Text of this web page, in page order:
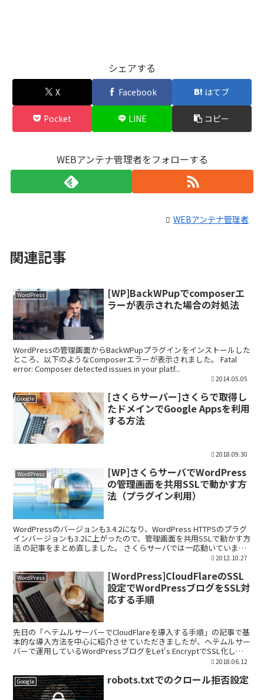
シェアする
X Facebook はてブ
Pocket LINE コピー
WEBアンテナ管理者をフォローする
WEBアンテナ管理者
関連記事
WordPress
[WP]BackWPupでcomposerエ
ラーが表示された場合の対処法
WordPressの管理画面からBackWPupプラグインをインストールした
ところ、以下のようなComposerエラーが表示されました。 Fatal
error: Composer detected issues in your platf...
2014.05.05
Google
[さくらサーバー]さくらで取得し
たドメインでGoogle Appsを利用
する方法
2018.09.30
WordPress
[WP]さくらサーバでWordPress
の管理画面を共用SSLで動かす方
法（プラグイン利用）
WordPressのバージョンも3.4.2になり、WordPress HTTPSのプラグ
インバージョンも3.2に上がったので、管理画面を共用SSLで動かす方
法 の記事をまとめ直しました。 さくらサーバでは一応動いています
2012.10.27
WordPress
[WordPress]CloudFlareのSSL
設定でWordPressブログをSSL対
応する手順
先日の「ヘテムルサーバーでCloudFlareを導入する手順」の記事で基
本的な導入方法を中心に紹介させていただきましたが、ヘテムルサー
バーで運用しているWordPressブログをLet's EncryptでSSL化して
2018.06.12
Google robots.txtでのクロール拒否設定